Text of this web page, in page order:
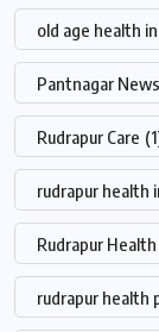
old age health
Pantnagar News
Rudrapur Care
rudrapur health
Rudrapur
rudrapur health